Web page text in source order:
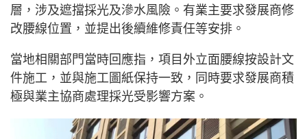
層，涉及遮擋採光及滲水風險。有業主要求發展商修
改腰線位置，並提出後續維修責任等安排。
當地相關部門當時回應指，項目外立面腰線按設計文
件施工，並與施工圖紙保持一致，同時要求發展商積
極與業主協商處理採光受影響方案。